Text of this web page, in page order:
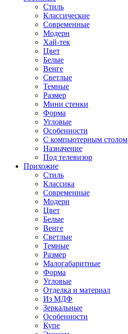
Стиль
Классические
Современные
Модерн
Хай-тек
Цвет
Белые
Венге
Светлые
Темные
Размер
Мини стенки
Форма
Угловые
Особенности
С компьютерным столом
Назначение
Под телевизор
Прихожие
Стиль
Классика
Современные
Модерн
Цвет
Белые
Венге
Светлые
Темные
Размер
Малогабаритные
Форма
Угловые
Отделка и материал
Из МДФ
Зеркальные
Особенности
Купе